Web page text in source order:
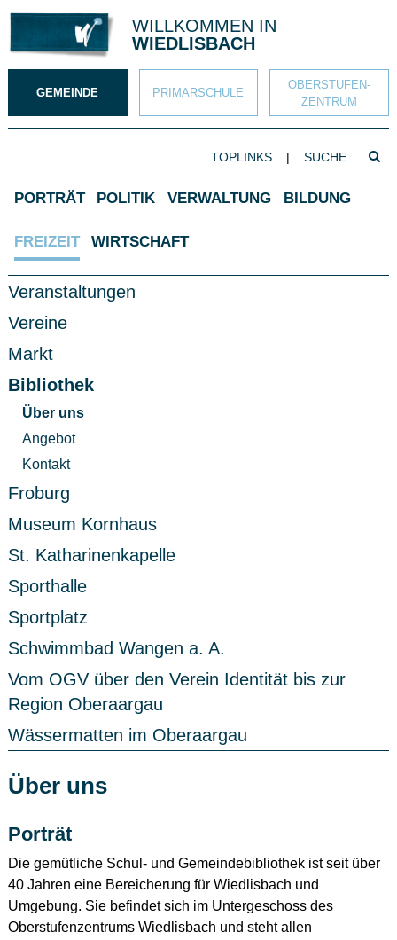
Direkt zum Inhalt springen
WILLKOMMEN IN
WIEDLISBACH
GEMEINDE PRIMAR­SCHULE
OBERSTUFEN­
ZENTRUM
SUCHBEGRIFF
TOPLINKS |
Hauptnavigation
PORTRÄT POLITIK VERWALTUNG BILDUNG
FREIZEIT WIRTSCHAFT
Subnavigation
Veranstaltungen
Vereine
Markt
Bibliothek
Über uns
Angebot
Kontakt
Froburg
Museum Kornhaus
St. Katharinenkapelle
Sporthalle
Sportplatz
Schwimmbad Wangen a. A.
Vom OGV über den Verein Identität bis zur
Region Oberaargau
Wässermatten im Oberaargau
Über uns
Porträt
Die gemütliche Schul- und Gemeindebibliothek ist seit über
40 Jahren eine Bereicherung für Wiedlisbach und
Umgebung. Sie befindet sich im Untergeschoss des
Oberstufenzentrums Wiedlisbach und steht allen